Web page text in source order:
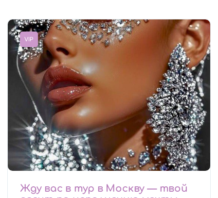
VIP
Жду вас в тур в Москву — твой